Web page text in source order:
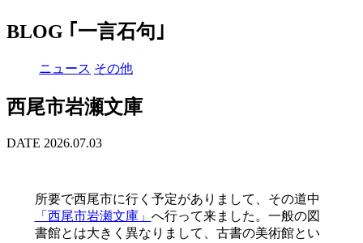
BLOG ｢一言石句｣
ニュース その他
西尾市岩瀬文庫
DATE 2026.07.03
所要で西尾市に行く予定がありまして、その道中
「西尾市岩瀬文庫」 へ行って来ました。一般の図
書館とは大きく異なりまして、古書の美術館とい